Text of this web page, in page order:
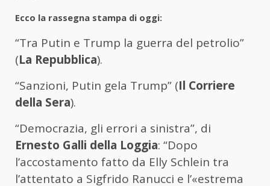
Ecco la rassegna stampa di oggi:
“Tra Putin e Trump la guerra del petrolio”
(La Repubblica).
“Sanzioni, Putin gela Trump” (Il Corriere
della Sera).
“Democrazia, gli errori a sinistra”, di
Ernesto Galli della Loggia: “Dopo
l’accostamento fatto da Elly Schlein tra
l’attentato a Sigfrido Ranucci e l’«estrema